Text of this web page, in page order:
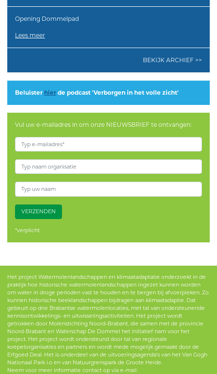
Opening Dommelpad
Lees meer
BEKIJK ARCHIEF >>
Beluister hier de podcast 'Verborgen in het volle zicht'
Vul uw e-mailadres in om onze NIEUWSBRIEF te ontvangen:
VERZENDEN
*verplicht
Het project Watermolenlandschappen en klimaatadaptatie onderzoekt in de
praktijk hoe historische watermolenlandschappen ingezet kunnen worden
om water in droge perioden vast te houden en te bergen bij afvoerpieken. Zo
kunnen historische beeklandschappen bijdragen aan klimaatadaptie. Dat
gebeurt op drie Brabantse watermolenlocaties, met tal van ondersteunende
kennisontwikkelings- en uitwisselingsactiviteiten. Het project wordt
getrokken door Molenstichting Noord-Brabant, die samen met de provincie
Noord-Brabant en Waterschap De Dommel het initiatief nam voor het
project. Het project wordt ondersteund door tal van regionale
koepelorganisaties en partners en wordt mede mogelijk gemaakt door de
Erfgoed Deal. Het is onderdeel van de uitvoeringsagenda's van het Van Gogh
Nationaal Park i.o en van Natuurgrenspark de Groote Heide.
Neem voor meer informatie contact op via e-mail: